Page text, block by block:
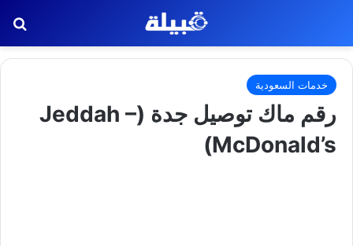
خدمات السعودية
رقم ماك توصيل جدة (Jeddah –
McDonald’s)